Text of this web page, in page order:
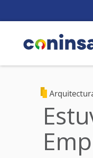
content